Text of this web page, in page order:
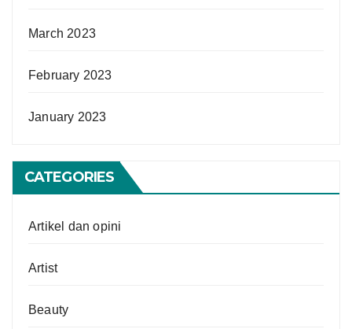
March 2023
February 2023
January 2023
CATEGORIES
Artikel dan opini
Artist
Beauty